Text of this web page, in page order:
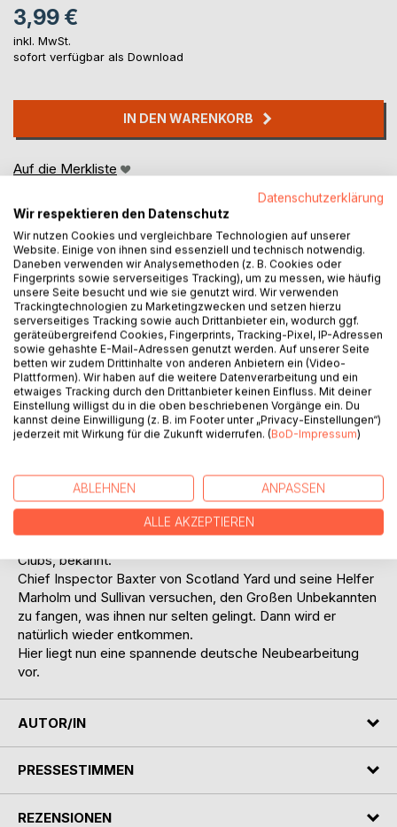
3,99 €
inkl. MwSt.
sofort verfügbar als Download
IN DEN WARENKORB
Auf die Merkliste
BESCHREIBUNG
John Raffles, alias Lord Edward Lister, ist ein englischer
Abenteurer, Arzt und Gentleman-Einbrecher, der die Welt
bereist, um Abenteuer zu erleben und die Welt vor
Schurken und Ungerechtigkeit zu schützen. Er bestahl die
fälschlicherweise beschuldigte. Er hatte einen Fahrer,
James Henderson, und einen Gehilfen, Charles Brand.
Er hat viele Gestalten und Namen, aber in London ist er als
Clubs, bekannt.
Chief Inspector Baxter von Scotland Yard und seine Helfer
Marholm und Sullivan versuchen, den Großen Unbekannten
zu fangen, was ihnen nur selten gelingt. Dann wird er
natürlich wieder entkommen.
Hier liegt nun eine spannende deutsche Neubearbeitung
vor.
AUTOR/IN
PRESSESTIMMEN
REZENSIONEN
Datenschutzerklärung
Wir respektieren den Datenschutz
Wir nutzen Cookies und vergleichbare Technologien auf unserer
Website. Einige von ihnen sind essenziell und technisch notwendig.
Daneben verwenden wir Analysemethoden (z. B. Cookies oder
Fingerprints sowie serverseitiges Tracking), um zu messen, wie häufig
unsere Seite besucht und wie sie genutzt wird. Wir verwenden
Trackingtechnologien zu Marketingzwecken und setzen hierzu
serverseitiges Tracking sowie auch Drittanbieter ein, wodurch ggf.
geräteübergreifend Cookies, Fingerprints, Tracking-Pixel, IP-Adressen
sowie gehashte E-Mail-Adressen genutzt werden. Auf unserer Seite
betten wir zudem Drittinhalte von anderen Anbietern ein (Video-
Plattformen). Wir haben auf die weitere Datenverarbeitung und ein
etwaiges Tracking durch den Drittanbieter keinen Einfluss. Mit deiner
Einstellung willigst du in die oben beschriebenen Vorgänge ein. Du
kannst deine Einwilligung (z. B. im Footer unter „Privacy-Einstellungen“)
jederzeit mit Wirkung für die Zukunft widerrufen. (BoD-Impressum)
ABLEHNEN ANPASSEN
ALLE AKZEPTIEREN